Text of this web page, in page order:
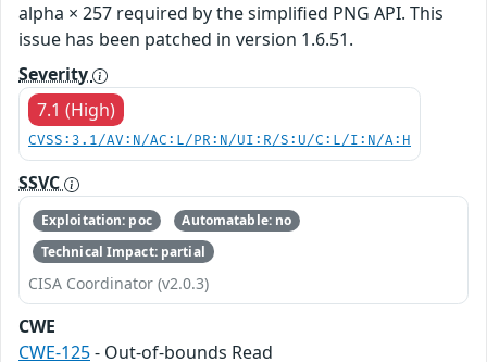
alpha × 257 required by the simplified PNG API. This
issue has been patched in version 1.6.51.
Severity
7.1 (High)
CVSS:3.1/AV:N/AC:L/PR:N/UI:R/S:U/C:L/I:N/A:H
SSVC
Exploitation: poc
Automatable: no
Technical Impact: partial
CISA Coordinator (v2.0.3)
CWE
CWE-125- Out-of-bounds Read